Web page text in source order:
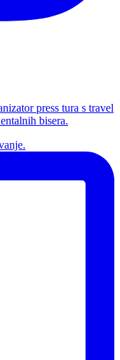
press tura s travel
bisera.